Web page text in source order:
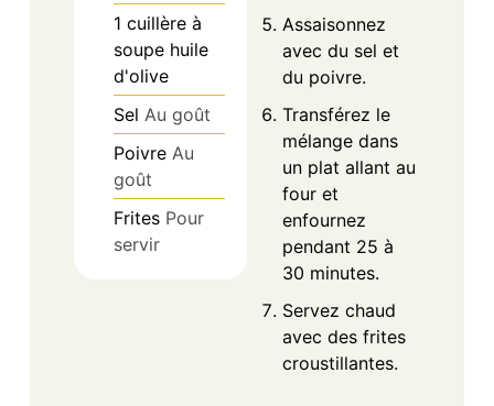
1 cuillère à
soupe huile
d'olive
Sel Au goût
Poivre Au
goût
Frites Pour
servir
Assaisonnez
avec du sel et
du poivre.
Transférez le
mélange dans
un plat allant au
four et
enfournez
pendant 25 à
30 minutes.
Servez chaud
avec des frites
croustillantes.